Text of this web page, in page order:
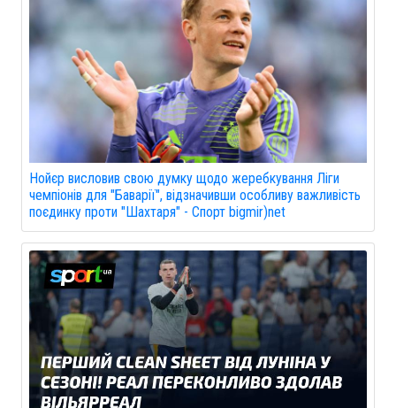
Нойєр висловив свою думку щодо жеребкування Ліги
чемпіонів для "Баварії", відзначивши особливу важливість
поєдинку проти "Шахтаря" - Спорт bigmir)net